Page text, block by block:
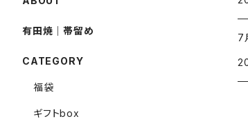
7
有田焼｜帯留め
CATEGORY
福袋
ギフトbox